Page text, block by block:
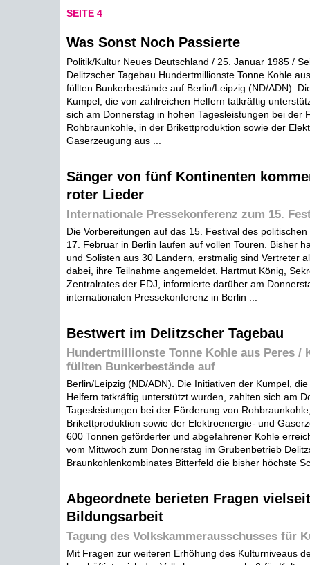
SEITE 4
Was Sonst Noch Passierte
Politik/Kultur Neues Deutschland / 25. Januar 1985 /
Delitzscher Tagebau Hundertmillionste Tonne Kohle
füllten Bunkerbestände auf Berlin/Leipzig (ND/ADN).
Kumpel, die von zahlreichen Helfern tatkräftig
sich am Donnerstag in hohen Tagesleistungen bei der
Rohbraunkohle, in der Brikettproduktion sowie der
Gaserzeugung aus ...
Sänger von fünf Kontinenten
roter Lieder
Internationale Pressekonferenz zum 15.
Die Vorbereitungen auf das 15. Festival des
17. Februar in Berlin laufen auf vollen Touren. Bisher
und Solisten aus 30 Ländern, erstmalig sind Vertreter
dabei, ihre Teilnahme angemeldet. Hartmut König,
Zentralrates der FDJ, informierte darüber am
internationalen Pressekonferenz in Berlin ...
Bestwert im Delitzscher Tagebau
Hundertmillionste Tonne Kohle aus Peres /
füllten Bunkerbestände auf
Berlin/Leipzig (ND/ADN). Die Initiativen der Kumpel,
Helfern tatkräftig unterstützt wurden, zahlten sich am
Tagesleistungen bei der Förderung von
Brikettproduktion sowie der Elektroenergie- und
600 Tonnen geförderter und abgefahrener Kohle
vom Mittwoch zum Donnerstag im Grubenbetrieb
Braunkohlenkombinates Bitterfeld die bisher höchste
Abgeordnete berieten Fragen
Bildungsarbeit
Tagung des Volkskammerausschusses für
Mit Fragen zur weiteren Erhöhung des Kulturniveaus